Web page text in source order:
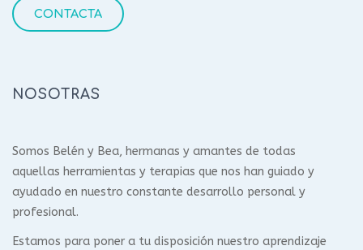
CONTACTA
NOSOTRAS
Somos Belén y Bea, hermanas y amantes de todas
aquellas herramientas y terapias que nos han guiado y
ayudado en nuestro constante desarrollo personal y
profesional.
Estamos para poner a tu disposición nuestro aprendizaje